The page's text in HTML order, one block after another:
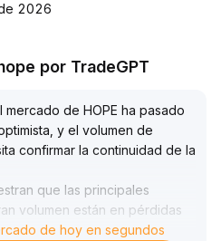
2026
por TradeGPT
mercado de HOPE ha pasado
y el volumen de
confirmar la continuidad de la
que las principales
volumen están en pérdidas
reducciones de
de hoy en segundos